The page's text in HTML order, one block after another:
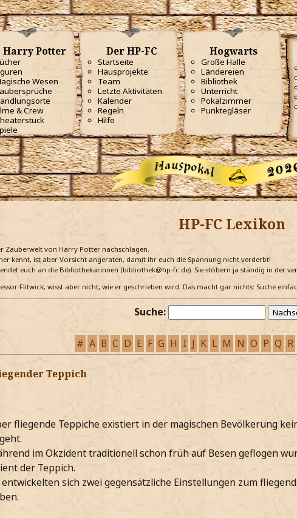
Harry Potter
Wesen
& Crew
Der HP-FC
Startseite
Hausprojekte
Team
Letzte Aktivitäten
Kalender
Regeln
Hilfe
Hogwarts
Große Halle
Ländereien
Bibliothek
Unterricht
Pokalzimmer
Punktegläser
HP-FC Lexikon
Zauberwelt von Harry Potter nachschlagen.
kennt, ist aber Vorsicht angeraten, damit ihr euch die Spannung nicht verderbt!
euch an die Bibliothekarinnen (bibliothek@hp-fc.de). Sie stöbern ja ständig in der
Flitwick, wisst aber nicht, wie er geschrieben wird. Das macht gar nichts: Suche
Suche:
# A B C D E F G H I J K L M N O P Q R
Teppich
fliegende Teppiche existiert in der magischen Bevölkerung
im Okzident traditionell schon früh auf Besen geflogen
der Teppich.
entwickelten sich zwei gegensätzliche Einstellungen zum